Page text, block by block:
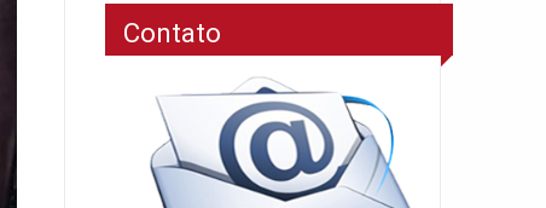
Contato